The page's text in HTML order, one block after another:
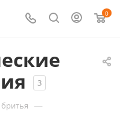
0
3
бритья —